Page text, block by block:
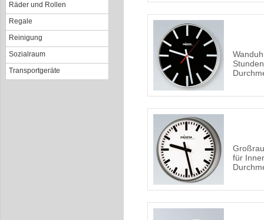
Räder und Rollen
Regale
Reinigung
Sozialraum
Transportgeräte
für